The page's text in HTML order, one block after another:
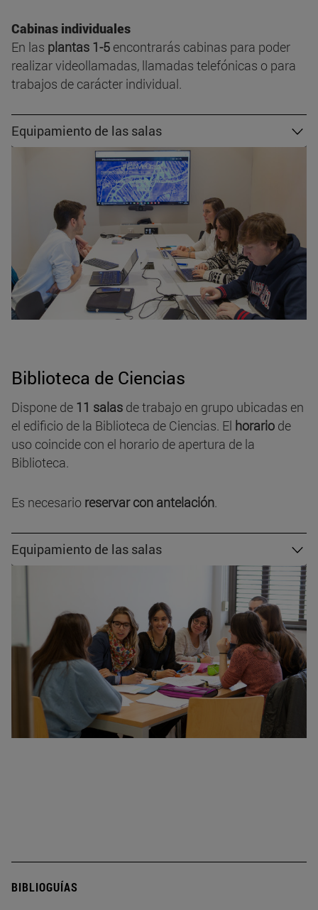
Cabinas individuales
En las plantas 1-5 encontrarás cabinas para poder
realizar videollamadas, llamadas telefónicas o para
trabajos de carácter individual.
Equipamiento de las salas
Biblioteca de Ciencias
Dispone de 11 salas de trabajo en grupo ubicadas en
el edificio de la Biblioteca de Ciencias. El horario de
uso coincide con el horario de apertura de la
Biblioteca.
Es necesario reservar con antelación.
Equipamiento de las salas
BIBLIOGUÍAS